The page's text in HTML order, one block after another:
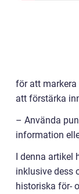
för att
att förstärka
– Använda
information
I denna artikel
inklusive dess
historiska för-